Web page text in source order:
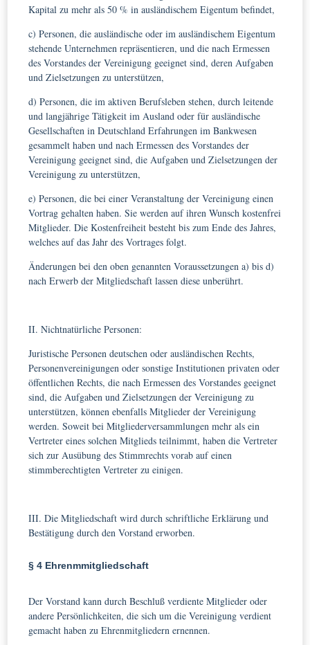
Kapital zu mehr als 50 % in ausländischem Eigentum befindet,
c) Personen, die ausländische oder im ausländischem Eigentum
stehende Unternehmen repräsentieren, und die nach Ermessen
des Vorstandes der Vereinigung geeignet sind, deren Aufgaben
und Zielsetzungen zu unterstützen,
d) Personen, die im aktiven Berufsleben stehen, durch leitende
und langjährige Tätigkeit im Ausland oder für ausländische
Gesellschaften in Deutschland Erfahrungen im Bankwesen
gesammelt haben und nach Ermessen des Vorstandes der
Vereinigung geeignet sind, die Aufgaben und Zielsetzungen der
Vereinigung zu unterstützen,
e) Personen, die bei einer Veranstaltung der Vereinigung einen
Vortrag gehalten haben. Sie werden auf ihren Wunsch kostenfrei
Mitglieder. Die Kostenfreiheit besteht bis zum Ende des Jahres,
welches auf das Jahr des Vortrages folgt.
Änderungen bei den oben genannten Voraussetzungen a) bis d)
nach Erwerb der Mitgliedschaft lassen diese unberührt.
II. Nichtnatürliche Personen:
Juristische Personen deutschen oder ausländischen Rechts,
Personenvereinigungen oder sonstige Institutionen privaten oder
öffentlichen Rechts, die nach Ermessen des Vorstandes geeignet
sind, die Aufgaben und Zielsetzungen der Vereinigung zu
unterstützen, können ebenfalls Mitglieder der Vereinigung
werden. Soweit bei Mitgliederversammlungen mehr als ein
Vertreter eines solchen Mitglieds teilnimmt, haben die Vertreter
sich zur Ausübung des Stimmrechts vorab auf einen
stimmberechtigten Vertreter zu einigen.
III. Die Mitgliedschaft wird durch schriftliche Erklärung und
Bestätigung durch den Vorstand erworben.
§ 4 Ehrenmmitgliedschaft
Der Vorstand kann durch Beschluß verdiente Mitglieder oder
andere Persönlichkeiten, die sich um die Vereinigung verdient
gemacht haben zu Ehrenmitgliedern ernennen.